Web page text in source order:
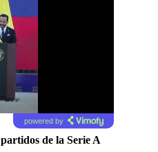
powered by
de la Serie A